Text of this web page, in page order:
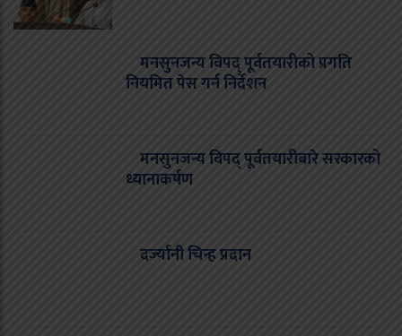
मनसुनजन्य विपद् पूर्वतयारीको प्रगति
नियमित पेस गर्न निर्देशन
मनसुनजन्य विपद् पूर्वतयारीबारे सरकारको
ध्यानाकर्षण
दर्ज्यानी चिन्ह प्रदान